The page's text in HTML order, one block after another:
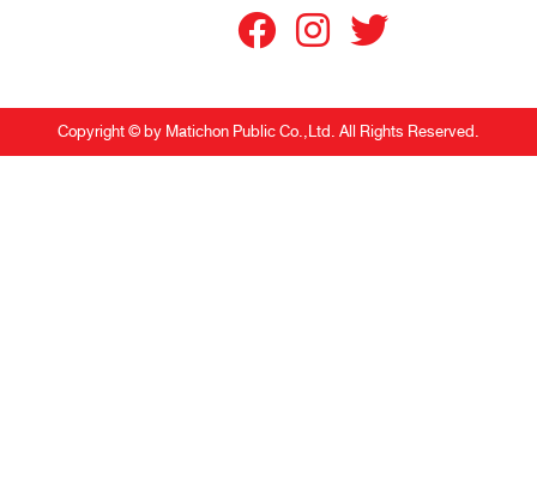
Copyright © by Matichon Public Co.,Ltd. All Rights Reserved.